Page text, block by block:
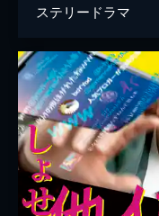
ステリードラマ